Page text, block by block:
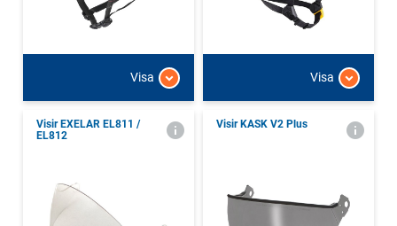
Visa Visa
Visir EXELAR EL811 /
EL812
Visir KASK V2 Plus